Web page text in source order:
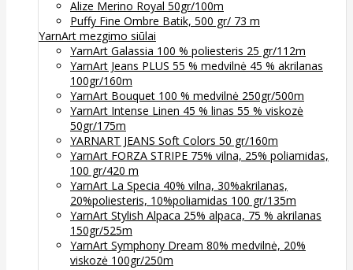
Alize Merino Royal 50gr/100m
Puffy Fine Ombre Batik, 500 gr/ 73 m
YarnArt mezgimo siūlai
YarnArt Galassia 100 % poliesteris 25 gr/112m
YarnArt Jeans PLUS 55 % medvilnė 45 % akrilanas
100gr/160m
YarnArt Bouquet 100 % medvilnė 250gr/500m
YarnArt Intense Linen 45 % linas 55 % viskozė
50gr/175m
YARNART JEANS Soft Colors 50 gr/160m
YarnArt FORZA STRIPE 75% vilna, 25% poliamidas,
100 gr/420 m
YarnArt La Specia 40% vilna, 30%akrilanas,
20%poliesteris, 10%poliamidas 100 gr/135m
YarnArt Stylish Alpaca 25% alpaca, 75 % akrilanas
150gr/525m
YarnArt Symphony Dream 80% medvilnė, 20%
viskozė 100gr/250m